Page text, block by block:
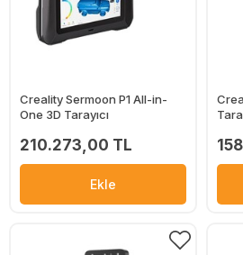
Creality Sermoon P1 All-in-
One 3D Tarayıcı
210.273,00 TL
Ekle